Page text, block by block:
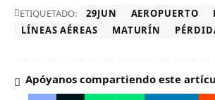
ETIQUETADO: 29JUN AEROPUERTO
LÍNEAS AÉREAS
MATURÍN
Apóyanos compartiendo este